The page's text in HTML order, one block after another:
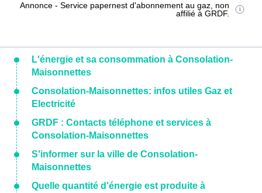
Annonce - Service papernest d'abonnement au gaz, non
affilié à GRDF.
L'énergie et sa consommation à Consolation-
Maisonnettes
Consolation-Maisonnettes: infos utiles Gaz et
Electricité
GRDF : Contacts téléphone et services à
Consolation-Maisonnettes
S'informer sur la ville de Consolation-
Maisonnettes
Quelle quantité d'énergie est produite à